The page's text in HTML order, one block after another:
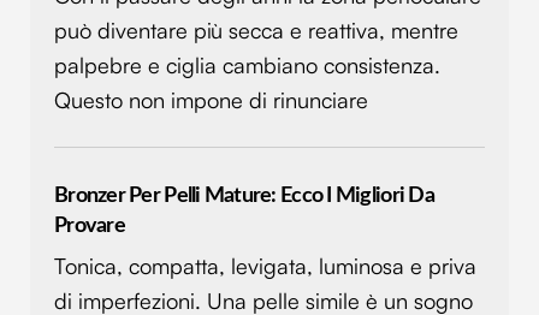
può diventare più secca e reattiva, mentre
palpebre e ciglia cambiano consistenza.
Questo non impone di rinunciare
Bronzer Per Pelli Mature: Ecco I Migliori Da
Provare
Tonica, compatta, levigata, luminosa e priva
di imperfezioni. Una pelle simile è un sogno